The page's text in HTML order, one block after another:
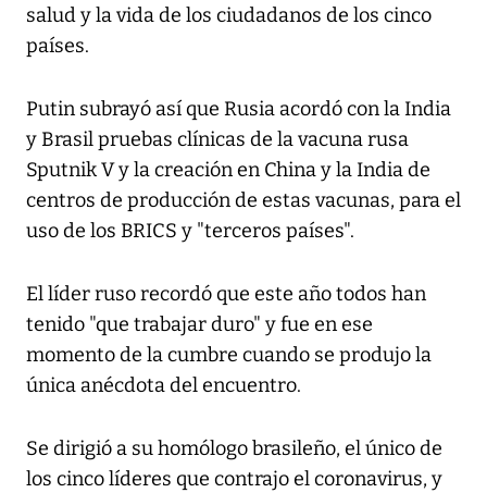
salud y la vida de los ciudadanos de los cinco
países.
Putin subrayó así que Rusia acordó con la India
y Brasil pruebas clínicas de la vacuna rusa
Sputnik V y la creación en China y la India de
centros de producción de estas vacunas, para el
uso de los BRICS y "terceros países".
El líder ruso recordó que este año todos han
tenido "que trabajar duro" y fue en ese
momento de la cumbre cuando se produjo la
única anécdota del encuentro.
Se dirigió a su homólogo brasileño, el único de
los cinco líderes que contrajo el coronavirus, y